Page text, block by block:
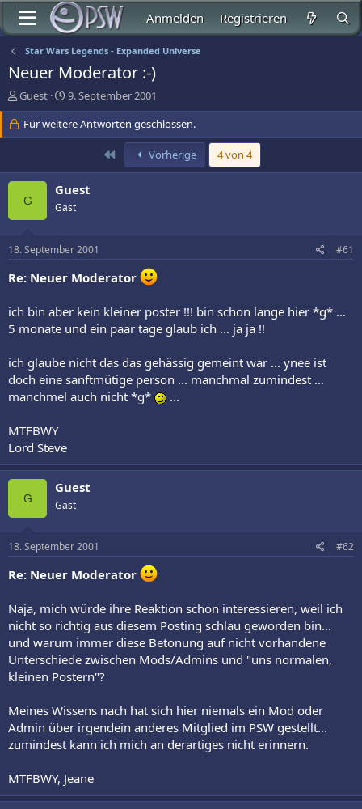
Anmelden Registrieren
Star Wars Legends - Expanded Universe
Neuer Moderator :-)
E
r
s
t
l
e
Guest
E
r
s
t
t
a
9. September 2001
Für weitere Antworten geschlossen.
Erste Vorherige 4 von 4
G
Guest
Gast
18. September 2001 #61
Re: Neuer Moderator
ich bin aber kein kleiner poster !!! bin schon lange hier *g* ...
5 monate und ein paar tage glaub ich ... ja ja !!
ich glaube nicht das das gehässig gemeint war ... ynee ist
doch eine sanftmütige person ... manchmal zumindest ...
manchmel auch nicht *g*
...
MTFBWY
Lord Steve
G
Guest
Gast
18. September 2001 #62
Re: Neuer Moderator
Naja, mich würde ihre Reaktion schon interessieren, weil ich
nicht so richtig aus diesem Posting schlau geworden bin...
und warum immer diese Betonung auf nicht vorhandene
Unterschiede zwischen Mods/Admins und "uns normalen,
kleinen Postern"?
Meines Wissens nach hat sich hier niemals ein Mod oder
Admin über irgendein anderes Mitglied im PSW gestellt...
zumindest kann ich mich an derartiges nicht erinnern.
MTFBWY, Jeane